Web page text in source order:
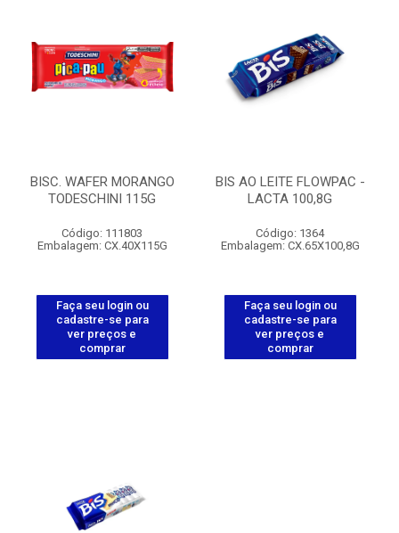
BISC. WAFER MORANGO
TODESCHINI 115G
Código: 111803
Embalagem: CX.40X115G
Faça seu login ou
cadastre-se para
ver preços e
comprar
BIS AO LEITE FLOWPAC -
LACTA 100,8G
Código: 1364
Embalagem: CX.65X100,8G
Faça seu login ou
cadastre-se para
ver preços e
comprar